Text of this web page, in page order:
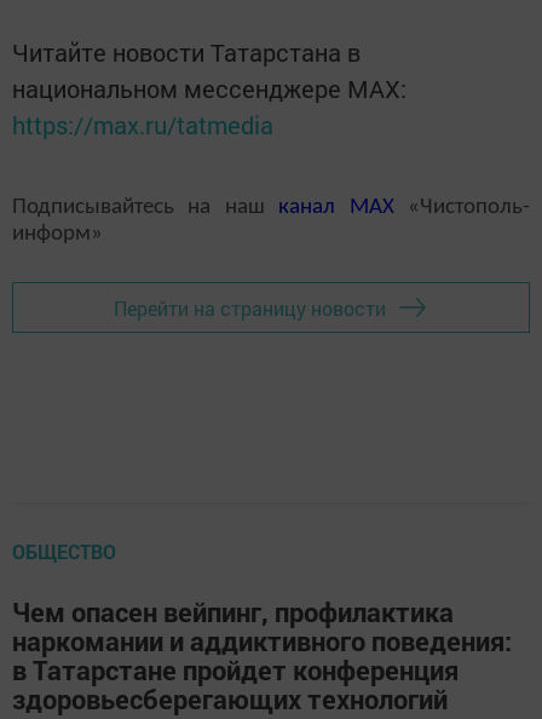
Читайте новости Татарстана в
национальном мессенджере MАХ:
https://max.ru/tatmedia
Подписывайтесь на наш канал MAX«Чистополь-
информ»
Перейти на страницу новости
ОБЩЕСТВО
Чем опасен вейпинг, профилактика
наркомании и аддиктивного поведения:
в Татарстане пройдет конференция
здоровьесберегающих технологий